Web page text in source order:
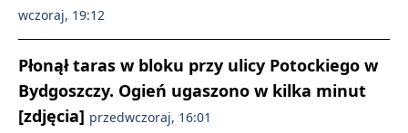
wczoraj, 19:12
Płonął taras w bloku przy ulicy Potockiego w
Bydgoszczy. Ogień ugaszono w kilka minut
[zdjęcia] przedwczoraj, 16:01